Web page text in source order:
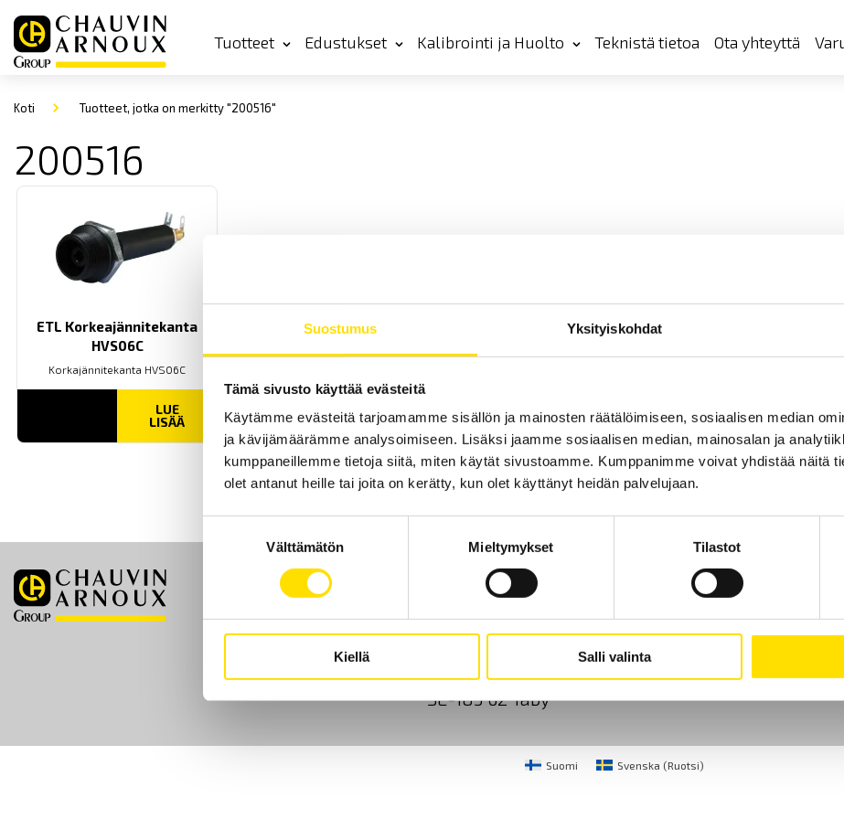
Suostumus Yksityiskohdat
Tämä sivusto käyttää evästeitä
Käytämme evästeitä tarjoamamme sisällön ja mainosten räätälöimiseen, sosiaalisen median
ja kävijämäärämme analysoimiseen. Lisäksi jaamme sosiaalisen median, mainosalan ja
kumppaneillemme tietoja siitä, miten käytät sivustoamme. Kumppanimme voivat yhdistää näitä
olet antanut heille tai joita on kerätty, kun olet käyttänyt heidän palvelujaan.
valinta
Välttämätön Mieltymykset Tilastot
Kiellä Salli valinta
Tuotteet Edustukset Kalibrointi ja Huolto Teknistä tietoa Ota yhteyttä
Koti Tuotteet, jotka on merkitty "200516"
200516
ETL Korkeajännitekanta
HVS06C
Korkajännitekanta HVS06C
LUE
LISÄÄ
Etusivu Ota yhteyttä Tietoa meistä
CA Mätsystem AB
Sjöflygvägen 35
SE-183 62 Täby
+46 8 50 52 68 00
info@chauvin-arnoux.fi
Suomi Svenska (Ruotsi)